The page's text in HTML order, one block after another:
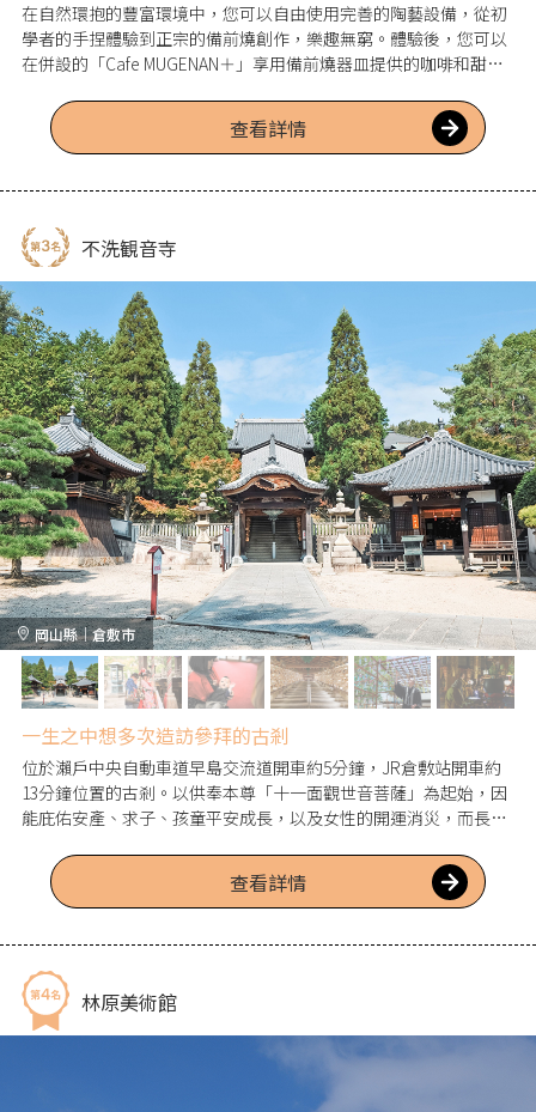
在自然環抱的豐富環境中，您可以自由使用完善的陶藝設備，從初
學者的手捏體驗到正宗的備前燒創作，樂趣無窮。體驗後，您可以
在併設的「Cafe MUGENAN＋」享用備前燒器皿提供的咖啡和甜
查看詳情
岡山縣｜倉敷市
不洗観音寺
一生之中想多次造訪參拜的古剎
位於瀨戶中央自動車道早島交流道開車約5分鐘，JR倉敷站開車約
13分鐘位置的古剎。以供奉本尊「十一面觀世音菩薩」為起始，因
能庇佑安產、求子、孩童平安成長，以及女性的開運消災，而長久
必沐浴產湯也潔淨無比，且能健康成長，因此得名為「不洗（あら
わず）觀音」。境內四季景致優美、自然豐饒，亦有眾多攝影景
查看詳情
林原美術館